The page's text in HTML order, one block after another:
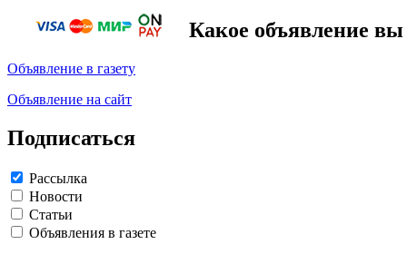
Какое объявление
Объявление в газету
Объявление на сайт
Подписаться
Рассылка
Новости
Статьи
Объявления в газете